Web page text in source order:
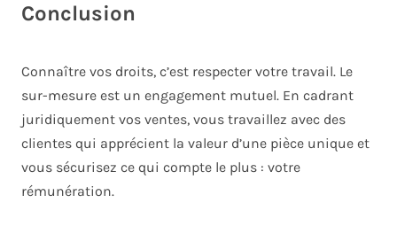
Conclusion
Connaître vos droits, c’est respecter votre travail. Le
sur-mesure est un engagement mutuel. En cadrant
juridiquement vos ventes, vous travaillez avec des
clientes qui apprécient la valeur d’une pièce unique et
vous sécurisez ce qui compte le plus : votre
rémunération.